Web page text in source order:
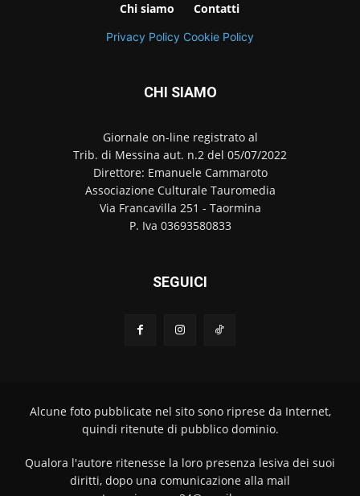
Chi siamo Contatti
Privacy Policy Cookie Policy
CHI SIAMO
Giornale on-line registrato al
Trib. di Messina aut. n.2 del 05/07/2022
Direttore: Emanuele Cammaroto
Associazione Culturale Tauromedia
Via Francavilla 251 - Taormina
P. Iva 03693580833
SEGUICI
Alcune foto pubblicate nel sito sono riprese da Internet,
quindi ritenute di pubblico dominio.
Qualora l'autore ritenesse la loro presenza lesiva dei suoi
diritti, dopo una comunicazione alla mail